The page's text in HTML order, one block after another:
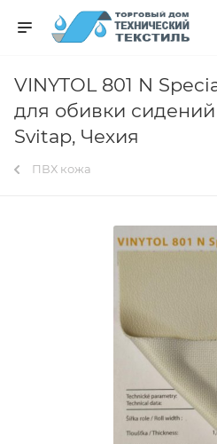
VINYTOL 801 N
для обивки
Svitap, Чехия
ПВХ кожа